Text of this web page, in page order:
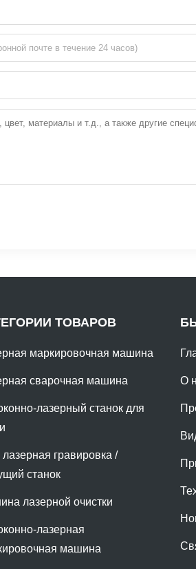
ТОВАРОВ
маркировочная машина
сварочная машина
лазерный станок для
гравировка /
станок
лазерной очистки
лазерная
машина
О